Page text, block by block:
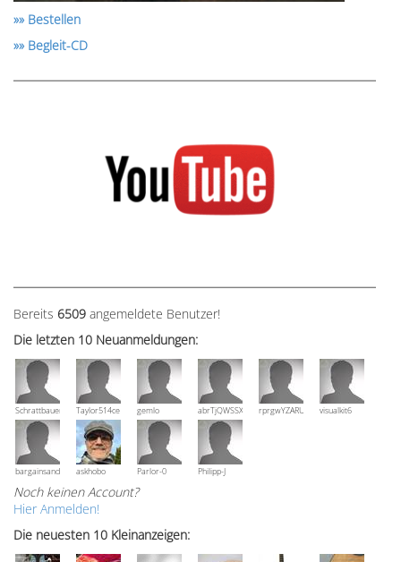
»» Bestellen
»» Begleit-CD
Bereits 6509 angemeldete Benutzer!
Die letzten 10 Neuanmeldungen:
Schrattbauer Taylor514ce gemlo abrTjQWSSXuVznPolErprgwYZARUTZQyCWESpD
visualkit6
bargainsandmoreaskhobo Parlor-0 Philipp-J
Noch keinen Account?
Hier Anmelden!
Die neuesten 10 Kleinanzeigen: